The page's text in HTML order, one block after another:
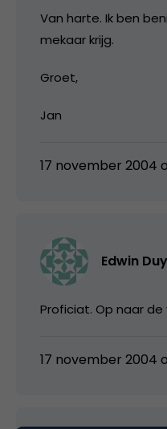
Van harte. Ik ben
mekaar krijg.
Groet,
Jan
17 november 2004
Edwin
Proficiat. Op naar
17 november 2004